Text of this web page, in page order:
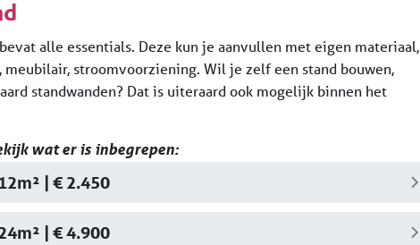
alle essentials. Deze kun je aanvullen met eigen materiaal,
meubilair, stroomvoorziening. Wil je zelf een stand bouwen,
standwanden? Dat is uiteraard ook mogelijk binnen het
wat er is inbegrepen:
| € 2.450
| € 4.900